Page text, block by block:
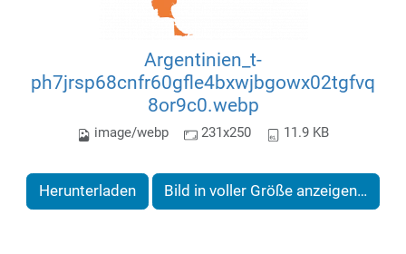
Argentinien_t-
ph7jrsp68cnfr60gfle4bxwjbgowx02tgfvq
8or9c0.webp
image/webp 231x250 11.9 KB
Herunterladen Bild in voller Größe anzeigen…